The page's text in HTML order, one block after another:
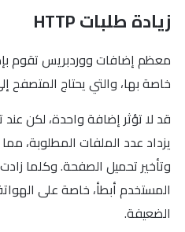
زيادة طلبات HTTP
خاصة بها، والتي يحتاج المتصفح
قد لا تؤثر إضافة واحدة، لكن عند
وتأخير تحميل الصفحة. وكلما
المستخدم أبطأ، خاصة على
الضعيفة.